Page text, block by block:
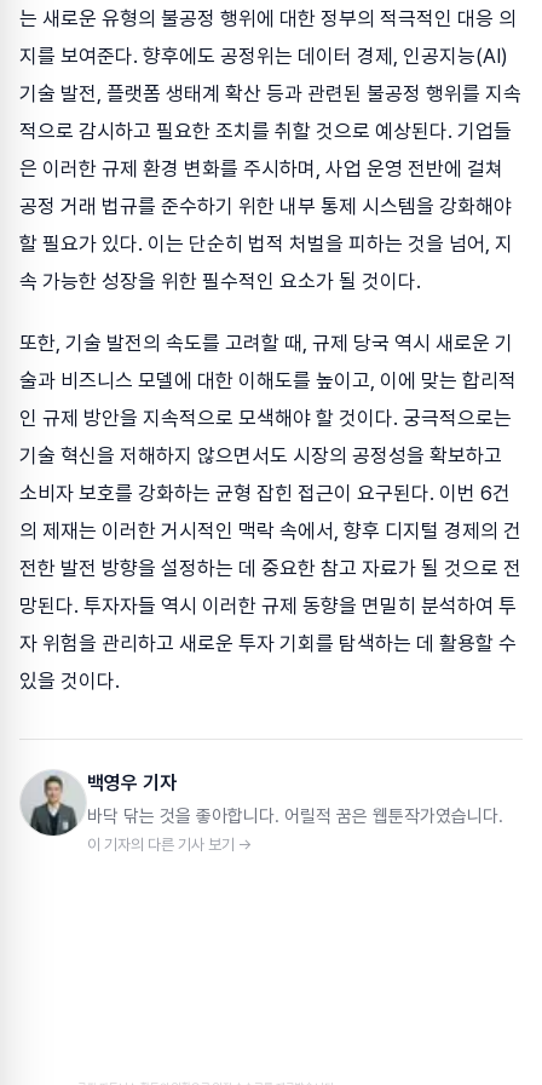
는 새로운 유형의 불공정 행위에 대한 정부의 적극적인 대응 의
지를 보여준다. 향후에도 공정위는 데이터 경제, 인공지능(AI)
기술 발전, 플랫폼 생태계 확산 등과 관련된 불공정 행위를 지속
적으로 감시하고 필요한 조치를 취할 것으로 예상된다. 기업들
은 이러한 규제 환경 변화를 주시하며, 사업 운영 전반에 걸쳐
공정 거래 법규를 준수하기 위한 내부 통제 시스템을 강화해야
할 필요가 있다. 이는 단순히 법적 처벌을 피하는 것을 넘어, 지
속 가능한 성장을 위한 필수적인 요소가 될 것이다.
또한, 기술 발전의 속도를 고려할 때, 규제 당국 역시 새로운 기
술과 비즈니스 모델에 대한 이해도를 높이고, 이에 맞는 합리적
인 규제 방안을 지속적으로 모색해야 할 것이다. 궁극적으로는
기술 혁신을 저해하지 않으면서도 시장의 공정성을 확보하고
소비자 보호를 강화하는 균형 잡힌 접근이 요구된다. 이번 6건
의 제재는 이러한 거시적인 맥락 속에서, 향후 디지털 경제의 건
전한 발전 방향을 설정하는 데 중요한 참고 자료가 될 것으로 전
망된다. 투자자들 역시 이러한 규제 동향을 면밀히 분석하여 투
자 위험을 관리하고 새로운 투자 기회를 탐색하는 데 활용할 수
있을 것이다.
백영우 기자
바닥 닦는 것을 좋아합니다. 어릴적 꿈은 웹툰작가였습니다.
이 기자의 다른 기사 보기 →